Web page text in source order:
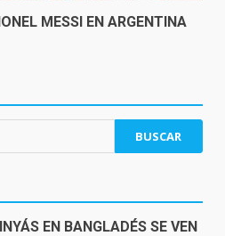
MESSI EN ARGENTINA
EN BANGLADÉS SE VEN